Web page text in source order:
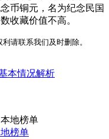
币铜元，名为纪念民国
数收藏价值不高。
请联系我们及时删除。
本情况解析
榜单